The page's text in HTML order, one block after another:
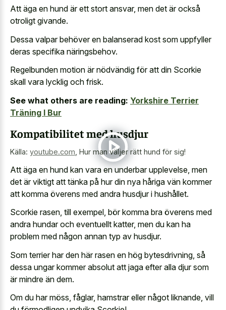
Att äga en hund är ett stort ansvar, men det är också
otroligt givande.
Dessa valpar behöver en balanserad kost som uppfyller
deras specifika näringsbehov.
Regelbunden motion är nödvändig för att din Scorkie
skall vara lycklig och frisk.
See what others are reading: Yorkshire Terrier
Träning I Bur
Kompatibilitet med husdjur
Källa: youtube.com, Hur man väljer rätt hund för sig!
Att äga en hund kan vara en underbar upplevelse, men
det är viktigt att tänka på hur din nya håriga vän kommer
att komma överens med andra husdjur i hushållet.
Scorkie rasen, till exempel, bör komma bra överens med
andra hundar och eventuellt katter, men du kan ha
problem med någon annan typ av husdjur.
Som terrier har den här rasen en hög bytesdrivning, så
dessa ungar kommer absolut att jaga efter alla djur som
är mindre än dem.
Om du har möss, fåglar, hamstrar eller något liknande, vill